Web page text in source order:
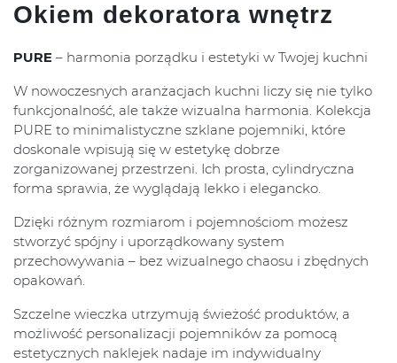
Okiem dekoratora wnętrz
PURE – harmonia porządku i estetyki w Twojej kuchni
W nowoczesnych aranżacjach kuchni liczy się nie tylko
funkcjonalność, ale także wizualna harmonia. Kolekcja
PURE to minimalistyczne szklane pojemniki, które
doskonale wpisują się w estetykę dobrze
zorganizowanej przestrzeni. Ich prosta, cylindryczna
forma sprawia, że wyglądają lekko i elegancko.
Dzięki różnym rozmiarom i pojemnościom możesz
stworzyć spójny i uporządkowany system
przechowywania – bez wizualnego chaosu i zbędnych
opakowań.
Szczelne wieczka utrzymują świeżość produktów, a
możliwość personalizacji pojemników za pomocą
estetycznych naklejek nadaje im indywidualny